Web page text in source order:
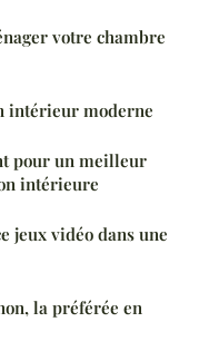
votre chambre
intérieur moderne
pour un meilleur
intérieure
jeux vidéo dans une
la préférée en